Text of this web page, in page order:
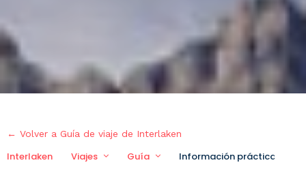
← Volver a Guía de viaje de Interlaken
Interlaken Viajes Guía Información práctica